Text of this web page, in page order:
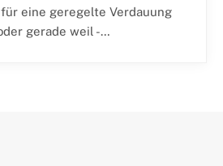
eine geregelte Verdauung
gerade weil -…